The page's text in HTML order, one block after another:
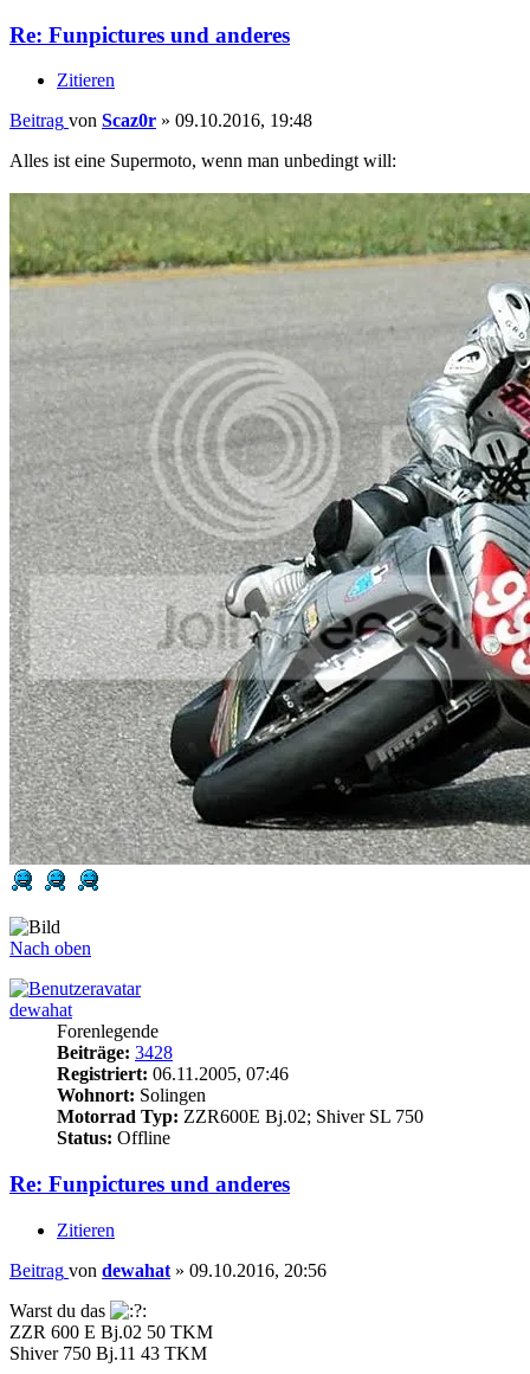
Re: Funpictures und anderes
Zitieren
Beitrag von Scaz0r » 09.10.2016, 19:48
Alles ist eine Supermoto, wenn man unbedingt will:
Nach oben
dewahat
Forenlegende
Beiträge: 3428
Registriert: 06.11.2005, 07:46
Wohnort: Solingen
Motorrad Typ: ZZR600E Bj.02; Shiver SL 750
Status: Offline
Re: Funpictures und anderes
Zitieren
Beitrag von dewahat » 09.10.2016, 20:56
Warst du das
ZZR 600 E Bj.02 50 TKM
Shiver 750 Bj.11 43 TKM